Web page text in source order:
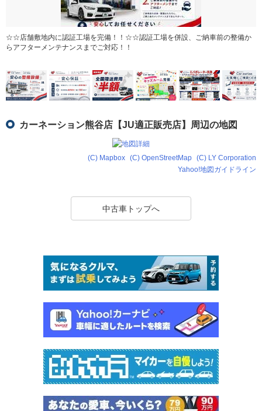
☆☆店舗敷地内に認証工場を完備！！☆☆認証工場を併設、ご納車前の整備か
らアフターメンテナンスまでご対応！！
カーネーション熊谷店【JU適正販売店】周辺の地図
(C) Mapbox (C) OpenStreetMap (C) LY Corporation
Yahoo!地図ガイドライン
中古車トップへ